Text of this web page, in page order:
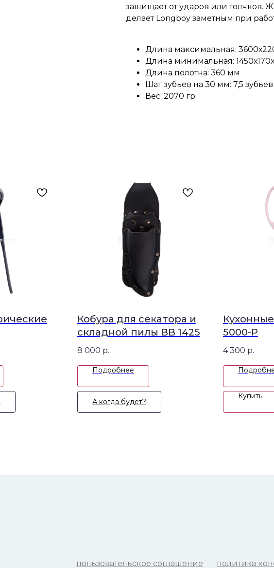
защищает от ударов или толчков.
делает Longboy заметным при
Длина максимальная:
Длина минимальная:
Длина полотна: 360 мм
Шаг зубьев на 30 мм: 7,5 зубьев
Вес: 2070 гр.
Кобура для секатора и
складной пилы BB 1425
8 000 р.
Подробнее
А когда будет?
5000-P
4 300 р.
Купить
пользовательское соглашение политика